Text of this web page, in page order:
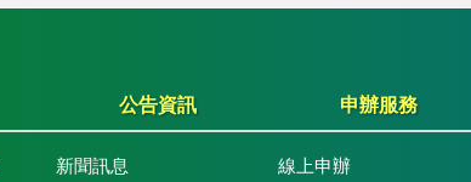
公告資訊
新聞訊息
申辦服務
線上申辦